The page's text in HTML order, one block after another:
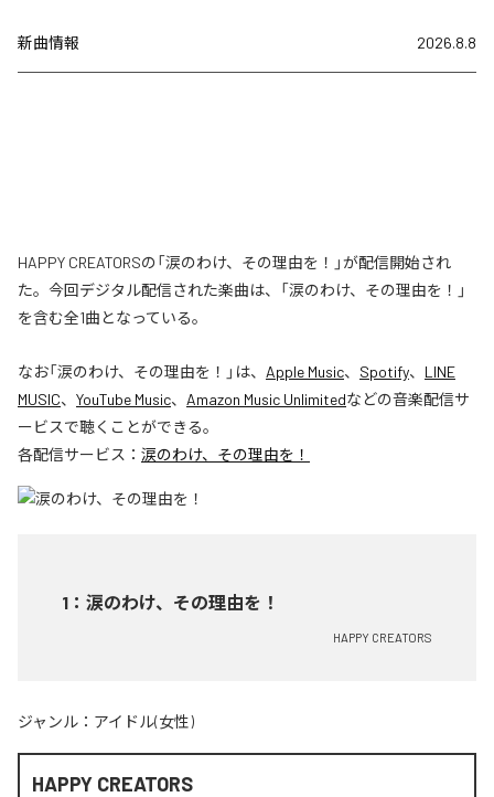
新曲情報 2026.8.8
HAPPY CREATORSの「涙のわけ、その理由を！」が配信開始され
た。今回デジタル配信された楽曲は、「涙のわけ、その理由を！」
を含む全1曲となっている。
なお「涙のわけ、その理由を！ 」は、 Apple Music、 Spotify、 LINE
MUSIC、 YouTube Music、 Amazon Music Unlimitedなどの音楽配信サ
ービスで聴くことができる。
各配信サービス： 涙のわけ、その理由を！
1 ： 涙のわけ、その理由を！
HAPPY CREATORS
ジャンル： アイドル(女性)
HAPPY CREATORS